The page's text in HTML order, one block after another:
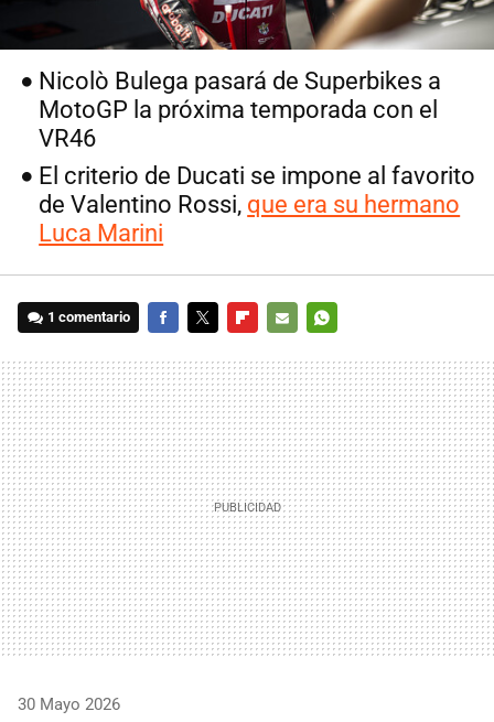
Nicolò Bulega pasará de Superbikes a
MotoGP la próxima temporada con el
VR46
El criterio de Ducati se impone al favorito
de Valentino Rossi, que era su hermano
Luca Marini
1 comentario
MAIL
30 Mayo 2026